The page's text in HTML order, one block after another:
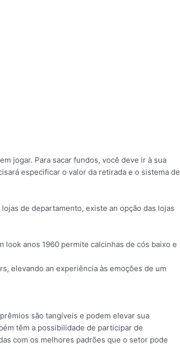
jogar. Para sacar fundos, você deve ir à sua
especificar o valor da retirada e o sistema de
de departamento, existe an opção das lojas
look anos 1960 permite calcinhas de cós baixo e
elevando an experiência às emoções de um
são tangíveis e podem elevar sua
têm a possibilidade de participar de
com os melhores padrões que o setor pode